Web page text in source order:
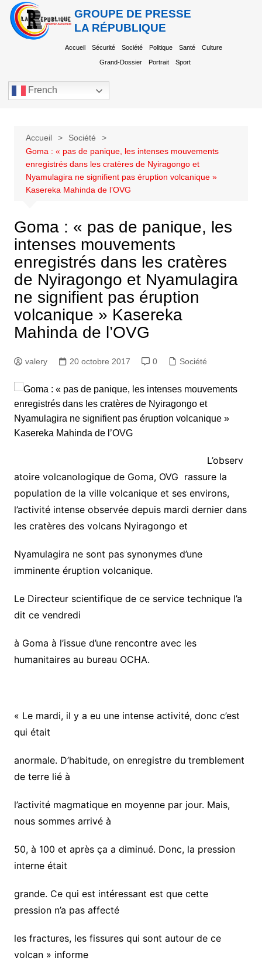
GROUPE DE PRESSE
LA RÉPUBLIQUE
Accueil Sécurité Société Politique Santé Culture
Grand-Dossier Portrait Sport
French
Accueil
Société
Goma : « pas de panique, les intenses mouvements
enregistrés dans les cratères de Nyiragongo et
Nyamulagira ne signifient pas éruption volcanique »
Kasereka Mahinda de l’OVG
Goma : « pas de panique, les
intenses mouvements
enregistrés dans les cratères
de Nyiragongo et Nyamulagira
ne signifient pas éruption
volcanique » Kasereka
Mahinda de l’OVG
valery 20 octobre 2017 0 Société
L’observ
atoire volcanologique de Goma, OVG rassure la
population de la ville volcanique et ses environs,
l’activité intense observée depuis mardi dernier dans
les cratères des volcans Nyiragongo et
Nyamulagira ne sont pas synonymes d’une
imminente éruption volcanique.
Le Directeur scientifique de ce service technique l’a
dit ce vendredi
à Goma à l’issue d’une rencontre avec les
humanitaires au bureau OCHA.
« Le mardi, il y a eu une intense activité, donc c’est
qui était
anormale. D’habitude, on enregistre du tremblement
de terre lié à
l’activité magmatique en moyenne par jour. Mais,
nous sommes arrivé à
50, à 100 et après ça a diminué. Donc, la pression
interne était
grande. Ce qui est intéressant est que cette
pression n’a pas affecté
les fractures, les fissures qui sont autour de ce
volcan » informe